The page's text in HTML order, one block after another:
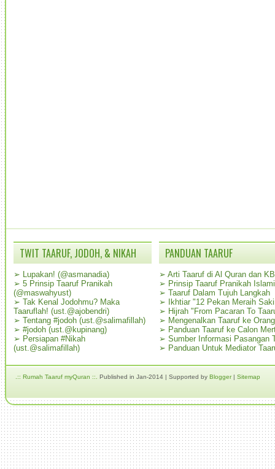
TWIT TAARUF, JODOH, & NIKAH
➢ Lupakan! (@asmanadia)
➢ 5 Prinsip Taaruf Pranikah
(@maswahyust)
➢ Tak Kenal Jodohmu? Maka
Taaruflah! (ust.@ajobendri)
➢ Tentang #jodoh (ust.@salimafillah)
➢ #jodoh (ust.@kupinang)
➢ Persiapan #Nikah
(ust.@salimafillah)
PANDUAN TAARUF
➢ Arti Taaruf di Al Quran dan
➢ Prinsip Taaruf Pranikah Islami
➢ Taaruf Dalam Tujuh Langkah
➢
Ikhtiar "12 Pekan Meraih
➢ Hijrah "From Pacaran To
➢ Mengenalkan Taaruf ke
➢ Panduan Taaruf ke Calon
➢ Sumber Informasi Pasangan
➢ Panduan Untuk Mediator
.:: Rumah Taaruf myQuran ::. Published in Jan-2014 | Supported by Blogger| Sitemap